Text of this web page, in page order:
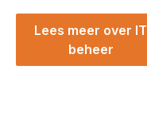
Lees meer over IT
beheer